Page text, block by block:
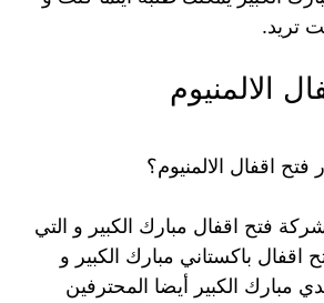
تريد.
الالمنيوم
اقفال الالمنيوم؟
فتح اقفال مبارك الكبير و التي
اقفال باكستاني مبارك الكبير و
مبارك الكبير أيضا المحترفين